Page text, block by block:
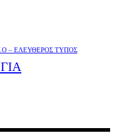
– ΕΛΕΥΘΕΡΟΣ ΤΥΠΟΣ